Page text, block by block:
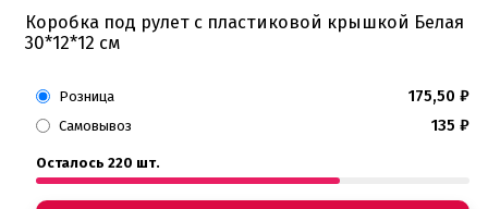
Коробка под рулет с пластиковой крышкой Белая
30*12*12 см
Розница 175,50 ₽
Самовывоз 135 ₽
Осталось 220 шт.